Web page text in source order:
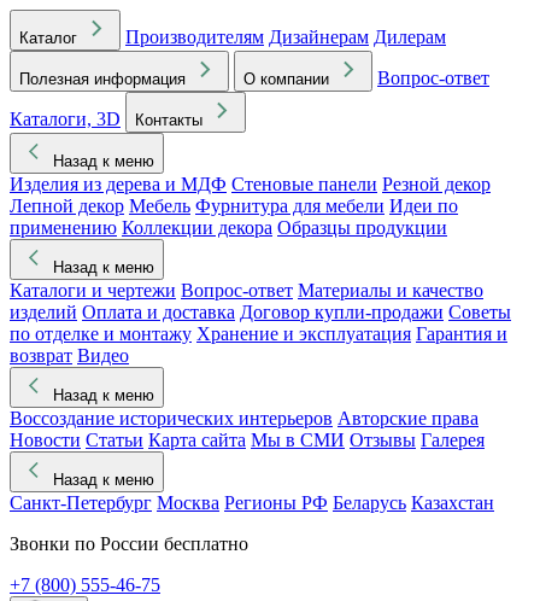
Каталог Производителям Дизайнерам Дилерам
Полезная информация О компании
Вопрос-ответ
Каталоги, 3D
Контакты
Назад к меню
Изделия из дерева и МДФ Стеновые панели Резной декор
Лепной декор Мебель Фурнитура для мебели Идеи по
применению Коллекции декора Образцы продукции
Назад к меню
Каталоги и чертежи Вопрос-ответ Материалы и качество
изделий Оплата и доставка Договор купли-продажи Советы
по отделке и монтажу Хранение и эксплуатация Гарантия и
возврат Видео
Назад к меню
Воссоздание исторических интерьеров Авторские права
Новости Статьи Карта сайта Мы в СМИ Отзывы Галерея
Назад к меню
Санкт-Петербург Москва Регионы РФ Беларусь Казахстан
Звонки по России бесплатно
+7 (800) 555-46-75